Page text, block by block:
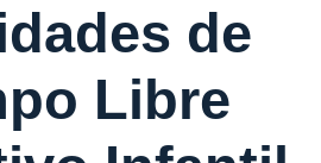
de
Libre